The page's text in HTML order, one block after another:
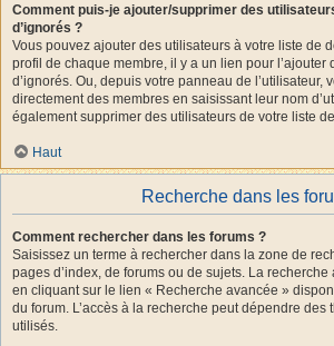
Comment puis-je ajouter/supprimer des
d’ignorés ?
Vous pouvez ajouter des utilisateurs à votre liste de
profil de chaque membre, il y a un lien pour l’ajouter
d’ignorés. Ou, depuis votre panneau de l’utilisateur,
directement des membres en saisissant leur nom
également supprimer des utilisateurs de votre liste
Haut
Recherche dans les
Comment rechercher dans les forums ?
Saisissez un terme à rechercher dans la zone de
pages d’index, de forums ou de sujets. La
en cliquant sur le lien « Recherche avancée »
du forum. L’accès à la recherche peut dépendre des
utilisés.